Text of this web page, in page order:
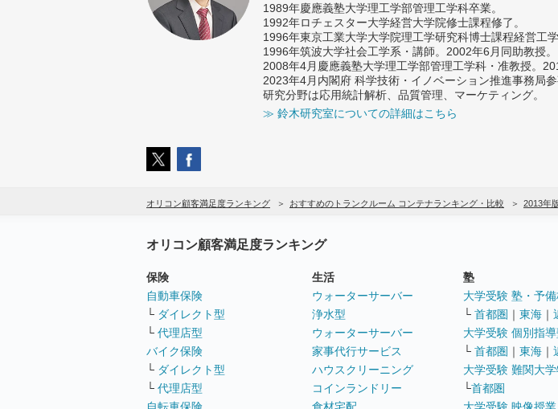
1989年慶應義塾大学理工学部管理工学科卒業。
1992年ロチェスター大学経営大学院修士課程修了。
1996年東京工業大学大学院理工学研究科博士課程経営工
1996年筑波大学社会工学系・講師。2002年6月同助教授。
2008年4月慶應義塾大学理工学部管理工学科・准教授。
2023年4月内閣府 科学技術・イノベーション推進事務局
研究分野は応用統計解析、品質管理、マーケティング。
≫ 鈴木研究室についての詳細はこちら
オリコン顧客満足度ランキング おすすめのトランクルーム コンテナランキング・比較 2013年
オリコン顧客満足度ランキング
保険
自動車保険
└ ダイレクト型
└ 代理店型
バイク保険
└ ダイレクト型
└ 代理店型
生活
ウォーターサーバー
浄水型
ウォーターサーバー
家事代行サービス
ハウスクリーニング
コインランドリー
塾
大学受験 塾・予
└ 首都圏 ｜ 東海 ｜
大学受験 個別指
└ 首都圏 ｜ 東海 ｜
大学受験 難関大
└首都圏